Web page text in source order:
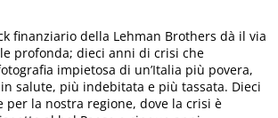
finanziario della Lehman Brothers dà il via
profonda; dieci anni di crisi che
impietosa di un’Italia più povera,
salute, più indebitata e più tassata. Dieci
per la nostra regione, dove la crisi è